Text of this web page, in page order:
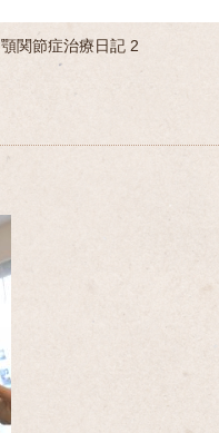
顎関節症治療日記 2